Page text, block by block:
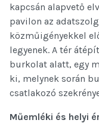
kapcsán alapvető
pavilon az
közműigényekkel
legyenek. A tér
burkolat alatt, egy
ki, melynek során
csatlakozó
Műemléki és helyi